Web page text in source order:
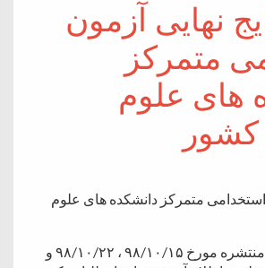
نهایی آزمون
متمرکز
های علوم
استخدامی متمرکز دانشکده های علوم
پیرو اطلاعیه های منتشره مورخ ۹۸/۱۰/۱۵ ، ۹۸/۱۰/۲۲ و